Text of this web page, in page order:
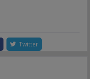
Twitter